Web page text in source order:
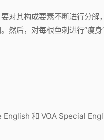
对其构成要素不断进行分解
然后，对每根鱼刺进行“瘦
和 VOA Special